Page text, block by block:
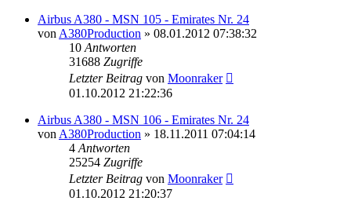
Airbus A380 - MSN 105 - Emirates Nr. 24
von A380Production » 08.01.2012 07:38:32
10 Antworten
31688 Zugriffe
Letzter Beitrag von Moonraker
01.10.2012 21:22:36
Airbus A380 - MSN 106 - Emirates Nr. 24
von A380Production » 18.11.2011 07:04:14
4 Antworten
25254 Zugriffe
Letzter Beitrag von Moonraker
01.10.2012 21:20:37